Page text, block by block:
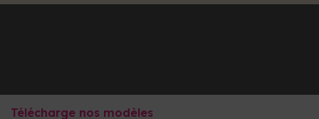
Télécharge nos modèles